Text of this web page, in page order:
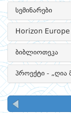
სემინარები
Horizon Europe
ბიბლიოთეკა
პროექტი - „ღია